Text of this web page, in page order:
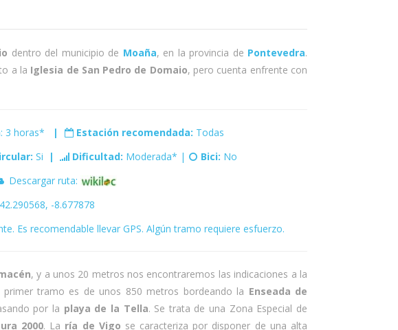
dentro del municipio de Moaña, en la provincia de Pontevedra.
a la Iglesia de San Pedro de Domaio, pero cuenta enfrente con
: 3 horas* | Estación recomendada: Todas
Si | Dificultad: Moderada* | Bici: No
Descargar ruta:
42.290568, -8.677878
Es recomendable llevar GPS. Algún tramo requiere esfuerzo.
, y a unos 20 metros nos encontraremos las indicaciones a la
primer tramo es de unos 850 metros bordeando la Enseada de
por la playa de la Tella. Se trata de una Zona Especial de
2000. La ría de Vigo se caracteriza por disponer de una alta